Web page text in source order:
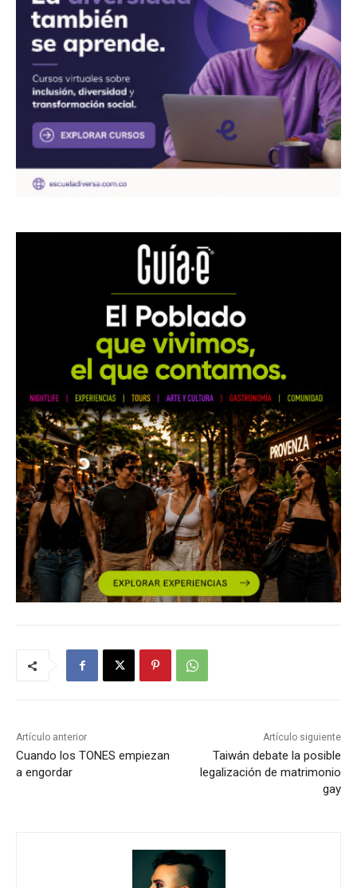
Artículo anterior
Cuando los TONES empiezan
a engordar
Artículo siguiente
Taiwán debate la posible
legalización de matrimonio
gay